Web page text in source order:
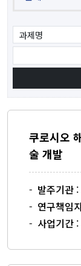
쿠로시오
술 개발
- 발주기관
- 연구책임
- 사업기간
오시는길
구성원
연구교수
연구원
행정직원
연구센터